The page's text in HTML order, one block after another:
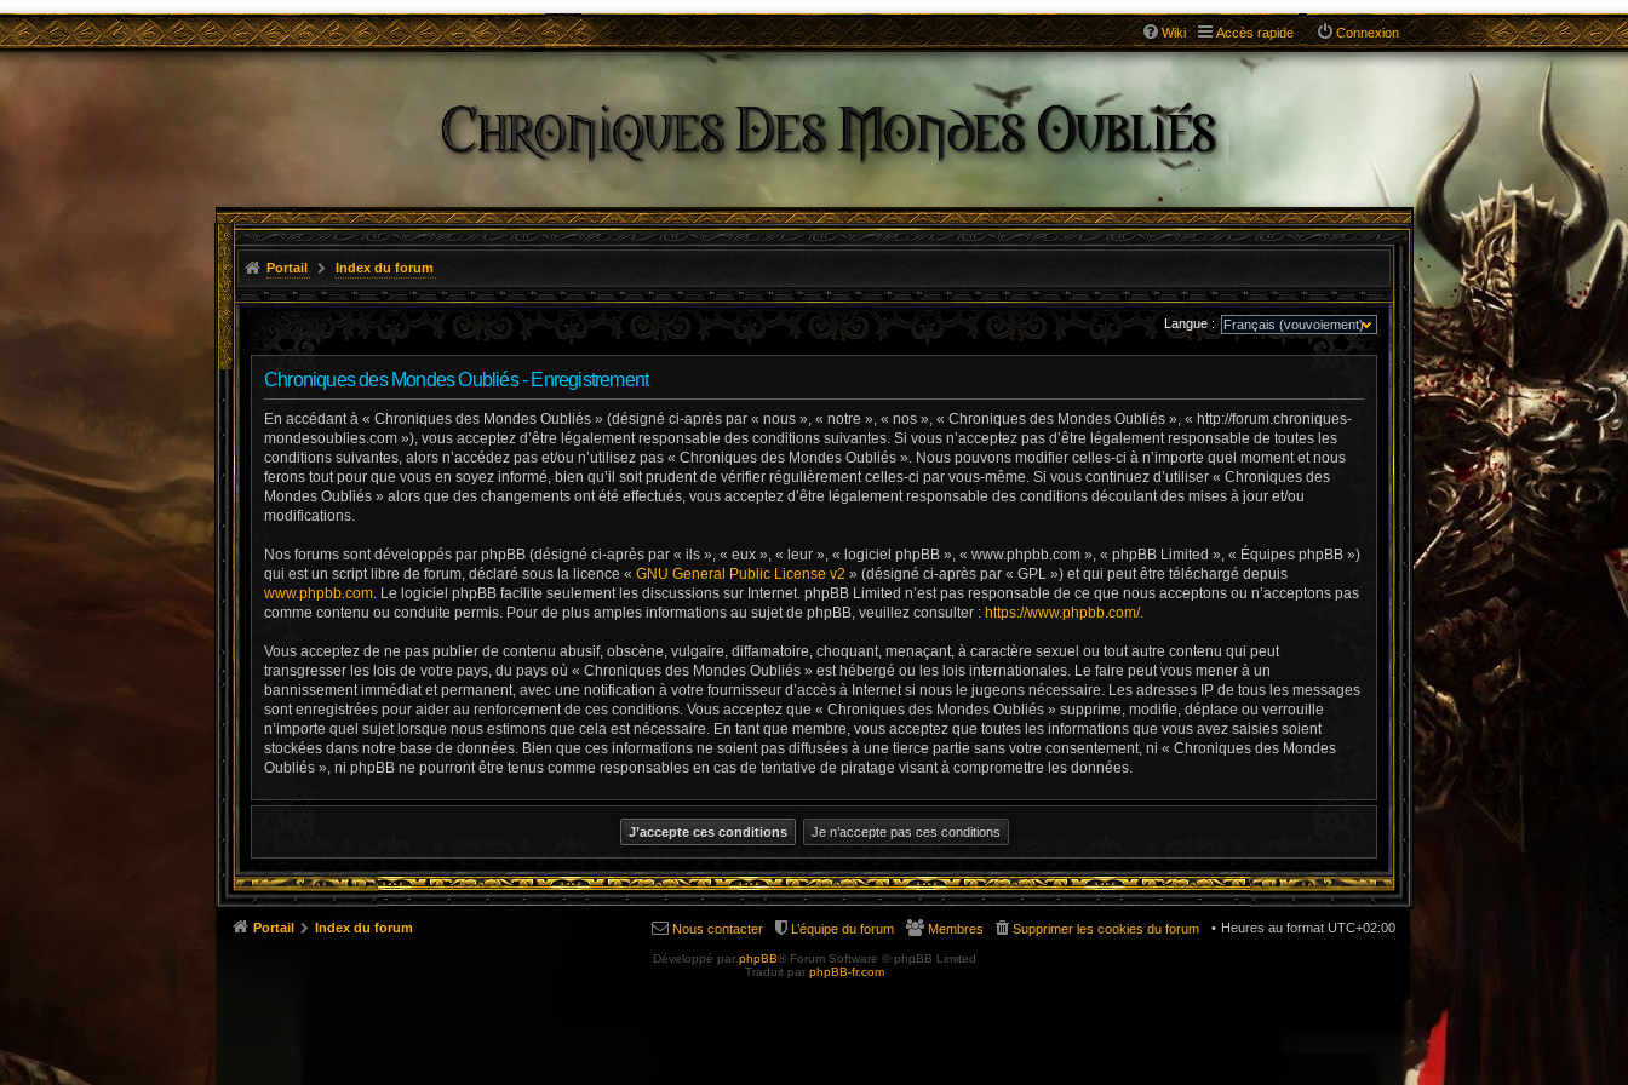
Wiki Accès rapide Connexion
Portail Index du forum
Langue :
Chroniques des Mondes Oubliés - Enregistrement
En accédant à « Chroniques des Mondes Oubliés » (désigné ci-après par « nous », « notre », « nos », « Chroniques des Mondes Oubliés », « http://forum.chroniques-
mondesoublies.com »), vous acceptez d’être légalement responsable des conditions suivantes. Si vous n’acceptez pas d’être légalement responsable de toutes les
conditions suivantes, alors n’accédez pas et/ou n’utilisez pas « Chroniques des Mondes Oubliés ». Nous pouvons modifier celles-ci à n’importe quel moment et nous
ferons tout pour que vous en soyez informé, bien qu’il soit prudent de vérifier régulièrement celles-ci par vous-même. Si vous continuez d’utiliser « Chroniques des
Mondes Oubliés » alors que des changements ont été effectués, vous acceptez d’être légalement responsable des conditions découlant des mises à jour et/ou
modifications.
Nos forums sont développés par phpBB (désigné ci-après par « ils », « eux », « leur », « logiciel phpBB », « www.phpbb.com », « phpBB Limited », « Équipes phpBB »)
qui est un script libre de forum, déclaré sous la licence « GNU General Public License v2 » (désigné ci-après par « GPL ») et qui peut être téléchargé depuis
www.phpbb.com . Le logiciel phpBB facilite seulement les discussions sur Internet. phpBB Limited n’est pas responsable de ce que nous acceptons ou n’acceptons pas
comme contenu ou conduite permis. Pour de plus amples informations au sujet de phpBB, veuillez consulter : https://www.phpbb.com/.
Vous acceptez de ne pas publier de contenu abusif, obscène, vulgaire, diffamatoire, choquant, menaçant, à caractère sexuel ou tout autre contenu qui peut
transgresser les lois de votre pays, du pays où « Chroniques des Mondes Oubliés » est hébergé ou les lois internationales. Le faire peut vous mener à un
bannissement immédiat et permanent, avec une notification à votre fournisseur d’accès à Internet si nous le jugeons nécessaire. Les adresses IP de tous les messages
sont enregistrées pour aider au renforcement de ces conditions. Vous acceptez que « Chroniques des Mondes Oubliés » supprime, modifie, déplace ou verrouille
n’importe quel sujet lorsque nous estimons que cela est nécessaire. En tant que membre, vous acceptez que toutes les informations que vous avez saisies soient
stockées dans notre base de données. Bien que ces informations ne soient pas diffusées à une tierce partie sans votre consentement, ni « Chroniques des Mondes
Oubliés », ni phpBB ne pourront être tenus comme responsables en cas de tentative de piratage visant à compromettre les données.
Portail Index du forum Heures au format UTC+02:00
Supprimer les cookies du forum
Membres
L’équipe du forum
Nous contacter
Développé par phpBB® Forum Software © phpBB Limited
Traduit par phpBB-fr.com